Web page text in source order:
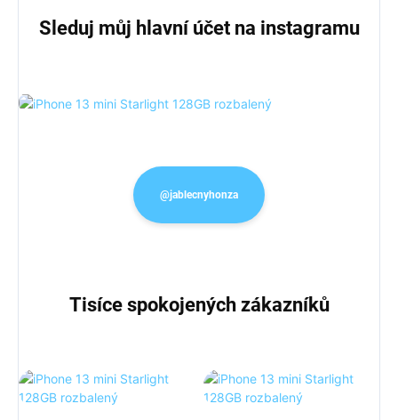
Sleduj můj hlavní účet na instagramu
@jablecnyhonza
Tisíce spokojených zákazníků